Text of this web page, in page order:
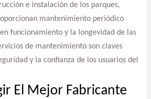
e instalación de los parques,
mantenimiento periódico
funcionamiento y la longevidad de las
de mantenimiento son claves
y la confianza de los usuarios del
El Mejor Fabricante